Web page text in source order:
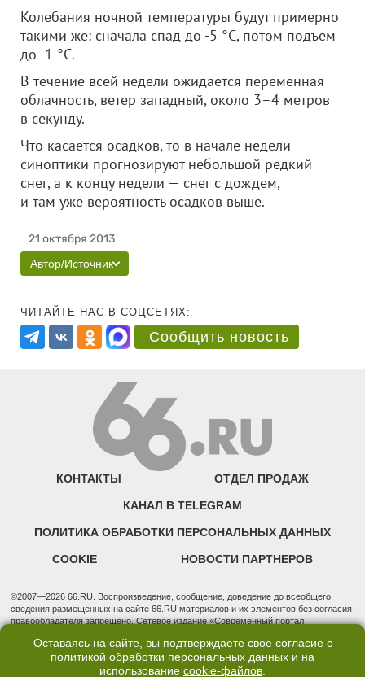
Колебания ночной температуры будут примерно
такими же: сначала спад до -5 °С, потом подъем
до -1 °С.
В течение всей недели ожидается переменная
облачность, ветер западный, около 3–4 метров
в секунду.
Что касается осадков, то в начале недели
синоптики прогнозируют небольшой редкий
снег, а к концу недели — снег с дождем,
и там уже вероятность осадков выше.
21 октября 2013
Автор/Источник
ЧИТАЙТЕ НАС В СОЦСЕТЯХ:
Сообщить новость
КОНТАКТЫ ОТДЕЛ ПРОДАЖ
КАНАЛ В TELEGRAM
ПОЛИТИКА ОБРАБОТКИ ПЕРСОНАЛЬНЫХ ДАННЫХ
COOKIE НОВОСТИ ПАРТНЕРОВ
©2007—2026 66.RU. Воспроизведение, сообщение, доведение до всеобщего
сведения размещенных на сайте 66.RU материалов и их элементов без согласия
правообладателя запрещено. Сетевое издание «Современный портал
надзору в сфере связи, информационных технологий и массовых коммуникаций
(Роскомнадзор). Регистрационный номер ЭЛ № ФС 77 - 76634 от 02.09.2019
Учредитель: Общество с ограниченной ответственностью "66.ру". Юридический
Оставаясь на сайте, вы подтверждаете свое согласие с
политикой обработки персональных данных и на
использование cookie-файлов.